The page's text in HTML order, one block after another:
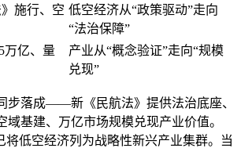
施行、空 低空经济从“政策驱动”走向
“法治保障”
万亿、量
产业从“概念验证”走向“规模
兑现”
步落成——新《民航法》提供法治底座、
域基建、万亿市场规模兑现产业价值。
将低空经济列为战略性新兴产业集群。当